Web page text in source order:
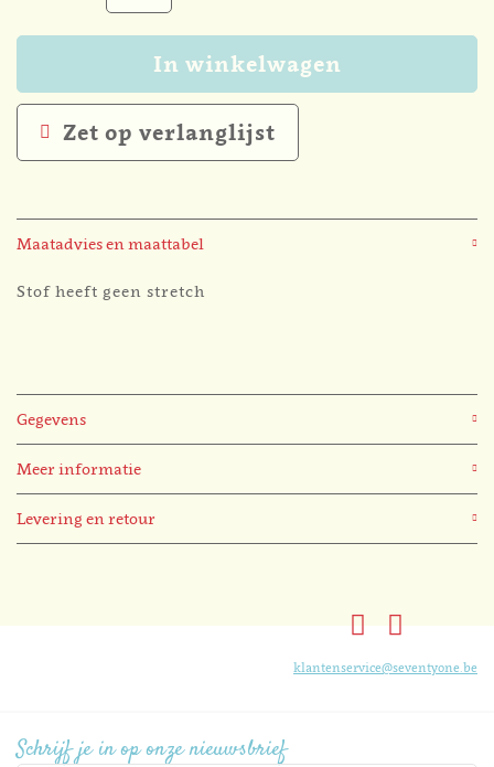
In winkelwagen
Zet op verlanglijst
Maatadvies en maattabel
Stof heeft geen stretch
Gegevens
Meer informatie
Levering en retour
Schrijf je in op onze nieuwsbrief
klantenservice@seventyone.be